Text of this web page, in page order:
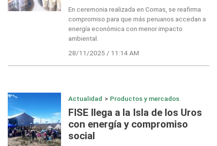
En ceremonia realizada en Comas, se reafirma
compromiso para que más peruanos accedan a
energía económica con menor impacto
ambiental.
28/11/2025 / 11:14 AM
Actualidad > Productos y mercados
FISE llega a la Isla de los Uros
con energía y compromiso
social